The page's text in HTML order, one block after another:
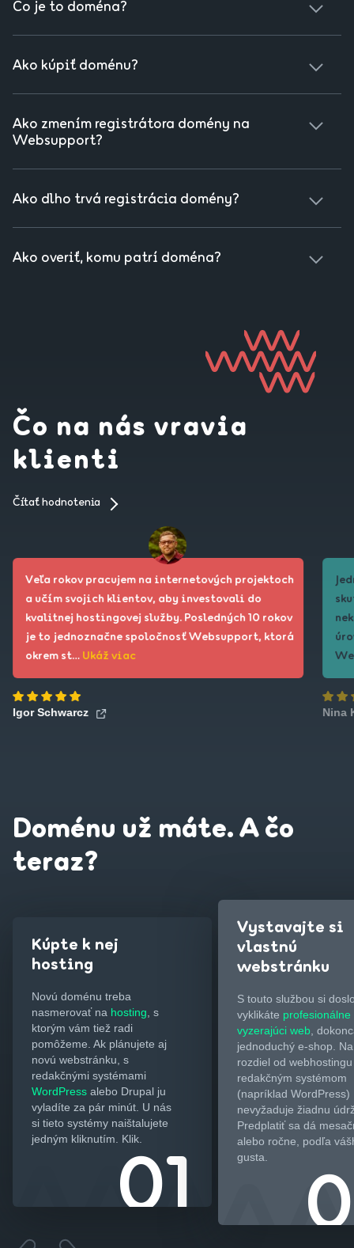
Čo je to doména?
na internete. Konkrétna doména je napríklad:
websupport.sk
Ako kúpiť doménu?
premyslený názov, stačí zistiť, či je doména voľná priamo
tu na našom webe. Ak áno, doménu si rýchlo zaregistrujte,
aby vás niekto nepredbehol.
Ako zmením registrátora domény na
Websupport?
pokračovať na stránku
Prevod domény k Websupportu
riadiť sa podľa inštrukcií.
Ako dlho trvá registrácia domény?
Väčšina domén je plne funkčných do 24 hodín. Niektoré
zahraničné môžu vyžadovať viac času.
Ako overiť, komu patrí doména?
. Do riadku napíšte konkrétnu
doménu a objavia sa podrobné informácie o vlastníkovi
Čo na nás vravia
klienti
Čítať hodnotenia
Veľa rokov pracujem na internetových projektoch
a učím svojich klientov, aby investovali do
kvalitnej hostingovej služby. Posledných 10 rokov
je to jednoznačne spoločnosť Websupport, ktorá
okrem st… Ukáž viac
Igor Schwarcz Nina
Doménu už máte. A čo
teraz?
Kúpte k nej
hosting
Novú doménu treba
nasmerovať na hosting , s
ktorým vám tiež radi
pomôžeme. Ak plánujete aj
novú webstránku, s
redakčnými systémami
WordPress alebo Drupal ju
vyladíte za pár minút. U nás
si tieto systémy naištalujete
jedným kliknutím. Klik.
Vystavajte si
vlastnú
webstránku
S touto službou si
vyklikáte profesionálne
vyzerajúci web ,
jednoduchý e-shop. Na
rozdiel od
redakčným systémom
(napríklad WordPress)
nevyžaduje žiadnu
Predplatiť sa dá
alebo ročne, podľa
gusta.